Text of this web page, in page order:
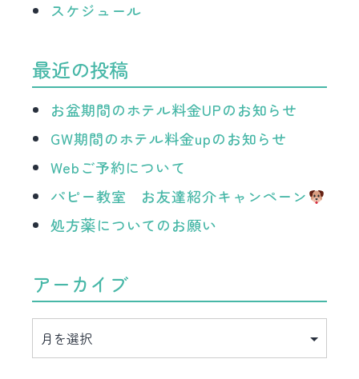
スケジュール
最近の投稿
お盆期間のホテル料金UPのお知らせ
GW期間のホテル料金upのお知らせ
Webご予約について
パピー教室 お友達紹介キャンペーン
処方薬についてのお願い
アーカイブ
イ